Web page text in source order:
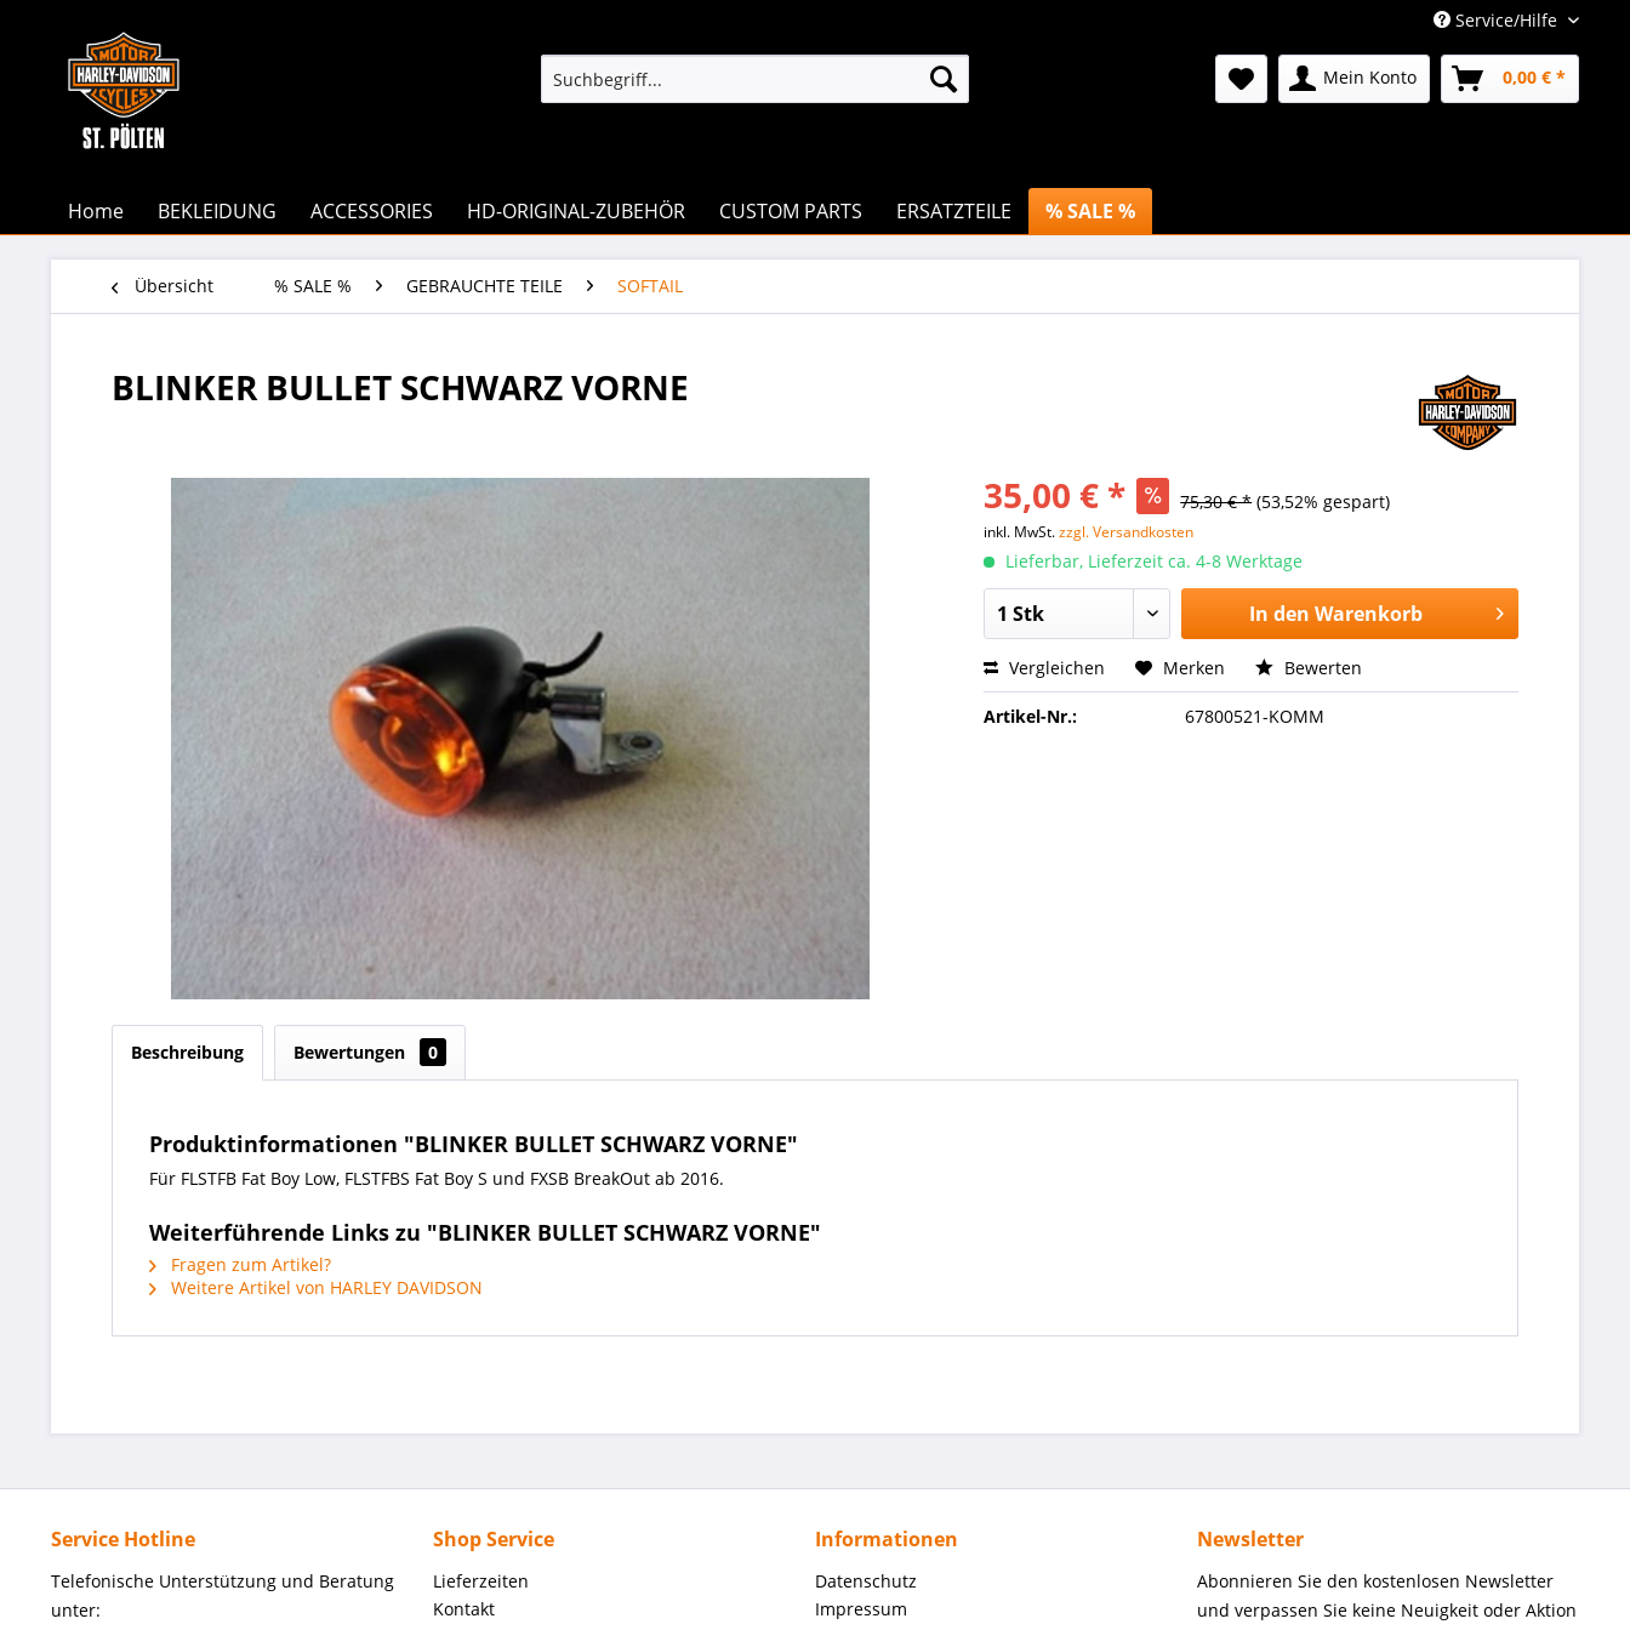
Service/Hilfe
Mein Konto 0,00 € *
Home BEKLEIDUNG ACCESSORIES HD-ORIGINAL-ZUBEHÖR CUSTOM PARTS ERSATZTEILE % SALE %
Übersicht % SALE % GEBRAUCHTE TEILE SOFTAIL
BLINKER BULLET SCHWARZ VORNE
35,00 € * 75,30 € * (53,52% gespart)
inkl. MwSt.zzgl. Versandkosten
Lieferbar, Lieferzeit ca. 4-8 Werktage
In den Warenkorb
Vergleichen Merken Bewerten
Artikel-Nr.: 67800521-KOMM
Beschreibung Bewertungen 0
Produktinformationen "BLINKER BULLET SCHWARZ VORNE"
Für FLSTFB Fat Boy Low, FLSTFBS Fat Boy S und FXSB BreakOut ab 2016.
Weiterführende Links zu "BLINKER BULLET SCHWARZ VORNE"
Fragen zum Artikel?
Weitere Artikel von HARLEY DAVIDSON
Service Hotline
Telefonische Unterstützung und Beratung
unter:
Shop Service
Lieferzeiten
Kontakt
Informationen
Datenschutz
Impressum
Newsletter
Abonnieren Sie den kostenlosen Newsletter
und verpassen Sie keine Neuigkeit oder Aktion